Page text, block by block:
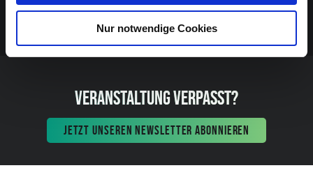
Nur notwendige Cookies
VERANSTALTUNG VERPASST?
JETZT UNSEREN NEWSLETTER ABONNIEREN